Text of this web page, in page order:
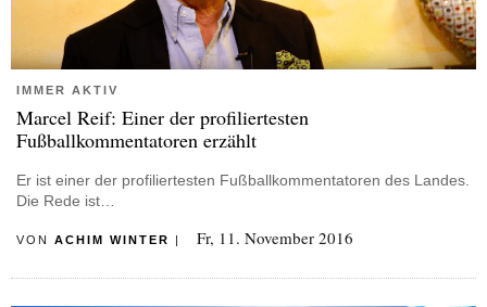
IMMER AKTIV
Marcel Reif: Einer der profiliertesten
Fußballkommentatoren erzählt
Er ist einer der profiliertesten Fußballkommentatoren des Landes.
Die Rede ist…
VON ACHIM WINTER | Fr, 11. November 2016